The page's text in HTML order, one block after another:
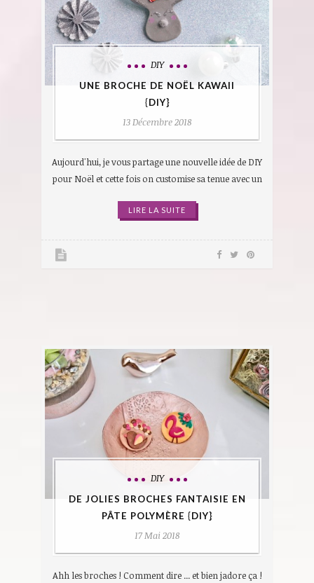
DIY
UNE BROCHE DE NOËL KAWAII
{DIY}
13 Décembre 2018
Aujourd'hui, je vous partage une nouvelle idée de DIY
pour Noël et cette fois on customise sa tenue avec un
LIRE LA SUITE
DIY
DE JOLIES BROCHES FANTAISIE EN
PÂTE POLYMÈRE {DIY}
17 Mai 2018
Ahh les broches ! Comment dire ... et bien jadore ça !